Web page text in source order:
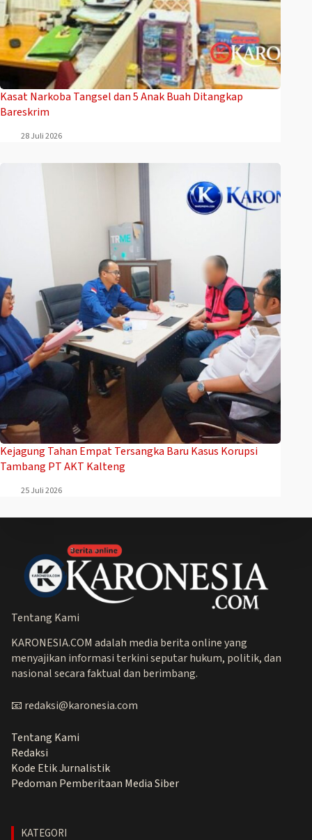
Kasat Narkoba Tangsel dan 5 Anak Buah Ditangkap
Bareskrim
28 Juli 2026
Kejagung Tahan Empat Tersangka Baru Kasus Korupsi
Tambang PT AKT Kalteng
25 Juli 2026
Tentang Kami
KARONESIA.COM adalah media berita online yang
menyajikan informasi terkini seputar hukum, politik, dan
nasional secara faktual dan berimbang.
📧 redaksi@karonesia.com
Tentang Kami
Redaksi
Kode Etik Jurnalistik
Pedoman Pemberitaan Media Siber
KATEGORI